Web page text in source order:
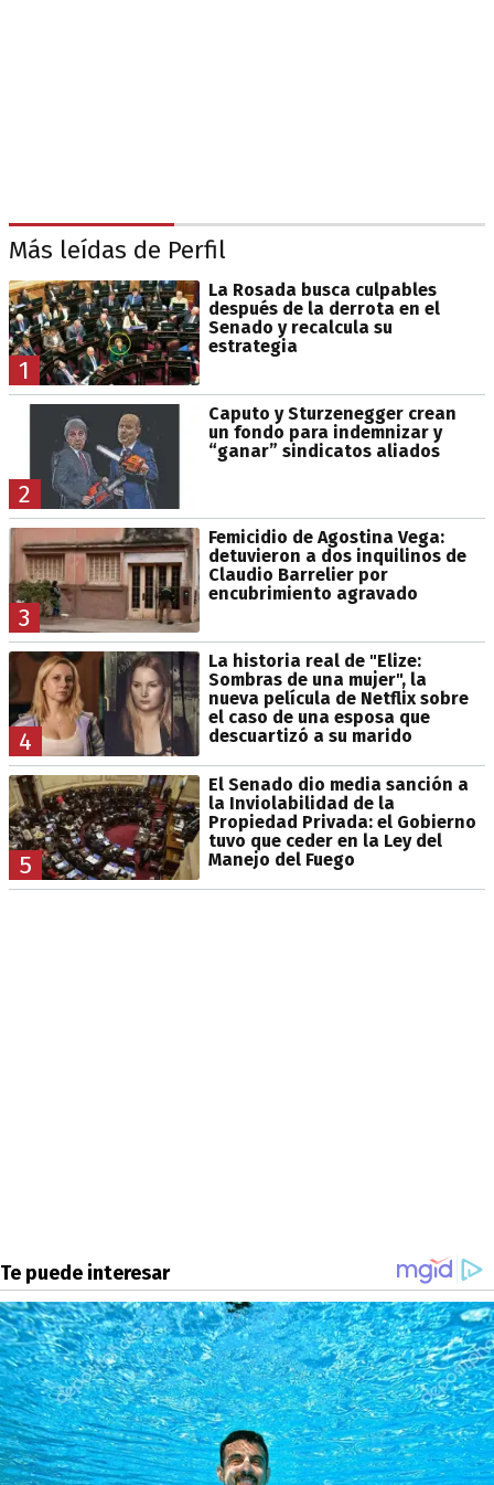
Más leídas de Perfil
1
La Rosada busca culpables
después de la derrota en el
Senado y recalcula su
estrategia
2
Caputo y Sturzenegger crean
un fondo para indemnizar y
“ganar” sindicatos aliados
3
Femicidio de Agostina Vega:
detuvieron a dos inquilinos de
Claudio Barrelier por
encubrimiento agravado
4
La historia real de "Elize:
Sombras de una mujer", la
nueva película de Netflix sobre
el caso de una esposa que
descuartizó a su marido
5
El Senado dio media sanción a
la Inviolabilidad de la
Propiedad Privada: el Gobierno
tuvo que ceder en la Ley del
Manejo del Fuego